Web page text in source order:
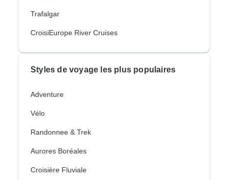
Trafalgar
CroisiEurope River Cruises
Styles de voyage les plus populaires
Adventure
Vélo
Randonnee & Trek
Aurores Boréales
Croisière Fluviale